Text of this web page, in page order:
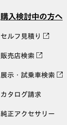
購入検討中の方へ
セルフ見積り
販売店検索
展示・試乗車検索
カタログ請求
純正アクセサリー